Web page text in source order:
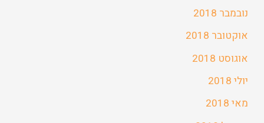
נובמבר 2018
אוקטובר 2018
אוגוסט 2018
יולי 2018
מאי 2018